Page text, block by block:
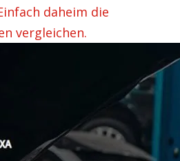
daheim die
vergleichen.